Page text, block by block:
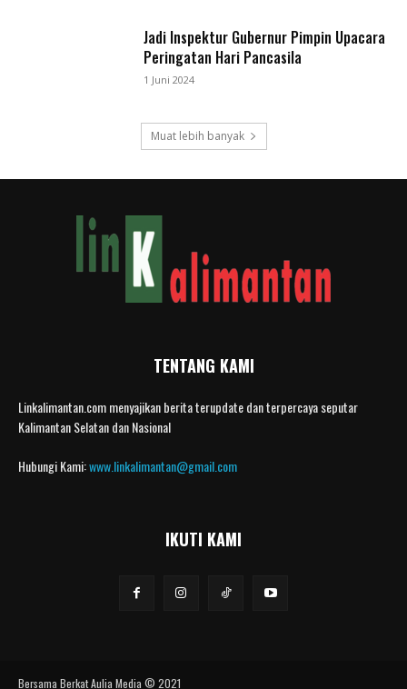
Jadi Inspektur Gubernur Pimpin Upacara
Peringatan Hari Pancasila
1 Juni 2024
Muat lebih banyak
TENTANG KAMI
Linkalimantan.com menyajikan berita terupdate dan terpercaya seputar
Kalimantan Selatan dan Nasional
Hubungi Kami:www.linkalimantan@gmail.com
IKUTI KAMI
Bersama Berkat Aulia Media © 2021